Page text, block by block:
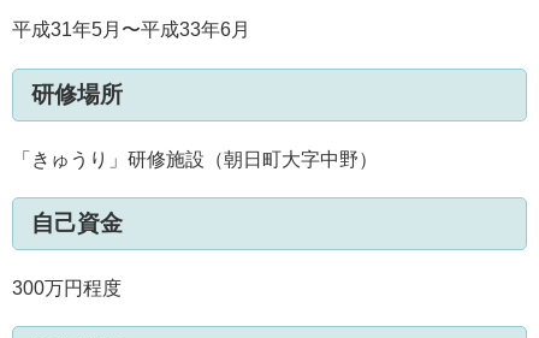
平成31年5月〜平成33年6月
研修場所
「きゅうり」研修施設（朝日町大字中野）
自己資金
300万円程度